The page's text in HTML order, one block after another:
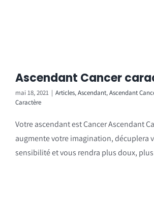
Ascendant Cancer
mai 18, 2021 | Articles,Ascendant,Ascendant
Caractère
Votre ascendant est Cancer Ascendant
augmente votre imagination, décuplera
sensibilité et vous rendra plus doux,